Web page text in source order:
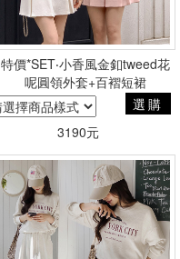
特價*SET‧小香風金釦tweed花
呢圓領外套+百褶短裙
選購
3190元